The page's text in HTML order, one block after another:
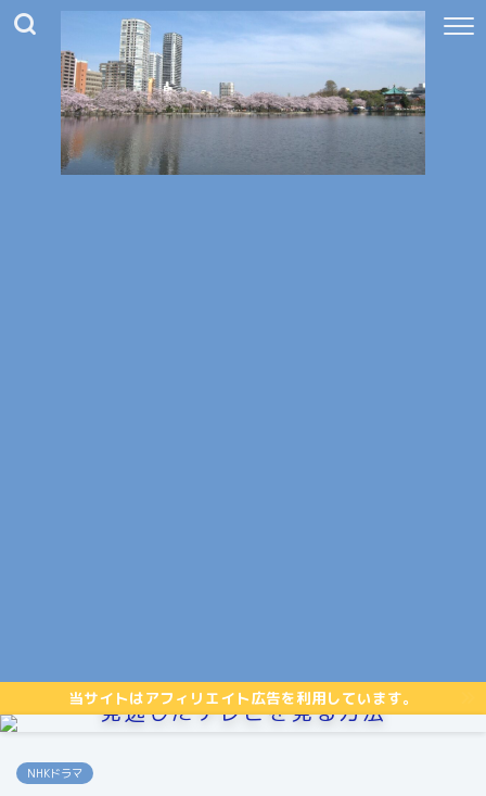
当サイトはアフィリエイト広告を利用しています。
見逃したテレビを見る方法
NHKドラマ